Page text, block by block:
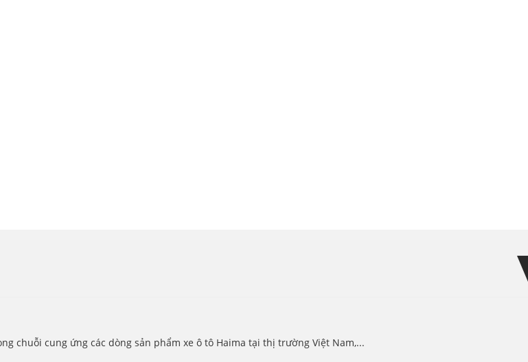
chuỗi cung ứng các dòng sản phẩm xe ô tô Haima tại thị trường Việt Nam,...